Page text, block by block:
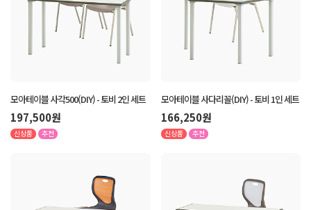
모아테이블 사각500(DIY) - 토비 2인 세트
197,500원
신상품 추천
모아테이블 사다리꼴(DIY) - 토비 1인 세트
166,250원
신상품 추천